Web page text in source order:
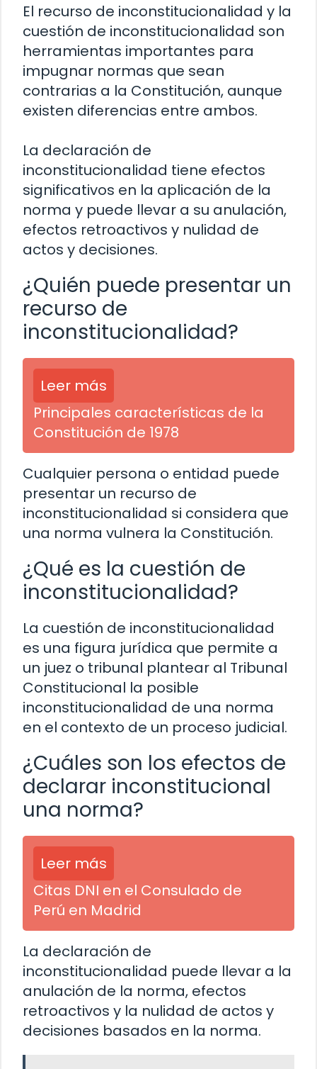
El recurso de inconstitucionalidad y la
cuestión de inconstitucionalidad son
herramientas importantes para
impugnar normas que sean
contrarias a la Constitución, aunque
existen diferencias entre ambos.
La declaración de
inconstitucionalidad tiene efectos
significativos en la aplicación de la
norma y puede llevar a su anulación,
efectos retroactivos y nulidad de
actos y decisiones.
¿Quién puede presentar un
recurso de
inconstitucionalidad?
Leer más
Principales características de la
Constitución de 1978
Cualquier persona o entidad puede
presentar un recurso de
inconstitucionalidad si considera que
una norma vulnera la Constitución.
¿Qué es la cuestión de
inconstitucionalidad?
La cuestión de inconstitucionalidad
es una figura jurídica que permite a
un juez o tribunal plantear al Tribunal
Constitucional la posible
inconstitucionalidad de una norma
en el contexto de un proceso judicial.
¿Cuáles son los efectos de
declarar inconstitucional
una norma?
Leer más
Citas DNI en el Consulado de
Perú en Madrid
La declaración de
inconstitucionalidad puede llevar a la
anulación de la norma, efectos
retroactivos y la nulidad de actos y
decisiones basados en la norma.